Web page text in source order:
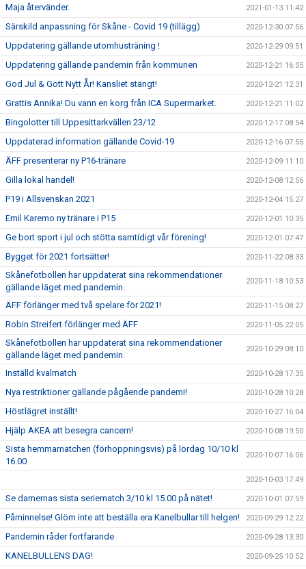
Maja återvänder. 2021-01-13 11:42
Särskild anpassning för Skåne - Covid 19 (tillägg) 2020-12-30 07:56
Uppdatering gällande utomhusträning ! 2020-12-29 09:51
Uppdatering gällande pandemin från kommunen 2020-12-21 16:05
God Jul & Gott Nytt År! Kansliet stängt! 2020-12-21 12:31
Grattis Annika! Du vann en korg från ICA Supermarket. 2020-12-21 11:02
Bingolotter till Uppesittarkvällen 23/12 2020-12-17 08:54
Uppdaterad information gällande Covid-19 2020-12-16 07:55
ÄFF presenterar ny P16-tränare 2020-12-09 11:10
Gilla lokal handel! 2020-12-08 12:56
P19 i Allsvenskan 2021 2020-12-04 15:27
Emil Karemo ny tränare i P15 2020-12-01 10:35
Ge bort sport i jul och stötta samtidigt vår förening! 2020-12-01 07:47
Bygget för 2021 fortsätter! 2020-11-22 08:33
Skånefotbollen har uppdaterat sina rekommendationer
gällande läget med pandemin.
2020-11-18 10:53
ÄFF förlänger med två spelare för 2021! 2020-11-15 08:27
Robin Streifert förlänger med ÄFF 2020-11-05 22:05
Skånefotbollen har uppdaterat sina rekommendationer
gällande läget med pandemin.
2020-10-29 08:10
Inställd kvalmatch 2020-10-28 17:35
Nya restriktioner gällande pågående pandemi! 2020-10-28 10:28
Höstlägret inställt! 2020-10-27 16:04
Hjälp AKEA att besegra cancern! 2020-10-08 19:50
Sista hemmamatchen (förhoppningsvis) på lördag 10/10 kl
16.00
2020-10-07 16:06
2020-10-03 17:49
Se damernas sista seriematch 3/10 kl 15.00 på nätet! 2020-10-01 07:59
Påminnelse! Glöm inte att beställa era Kanelbullar till helgen! 2020-09-29 12:22
Pandemin råder fortfarande 2020-09-28 13:30
KANELBULLENS DAG! 2020-09-25 10:52